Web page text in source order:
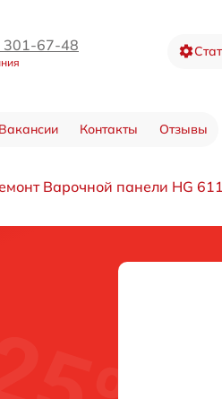
301-67-48
Вакансии Контакты Отзывы
Варочной панели HG